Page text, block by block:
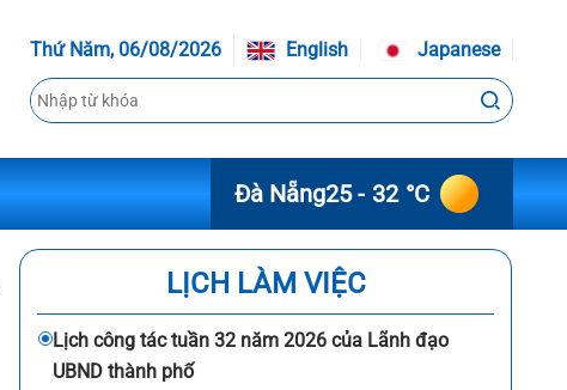
Thứ Năm, 06/08/2026 English Japanese
Đà Nẵng25 - 32 °C
LỊCH LÀM VIỆC
Lịch công tác tuần 32 năm 2026 của Lãnh đạo
UBND thành phố